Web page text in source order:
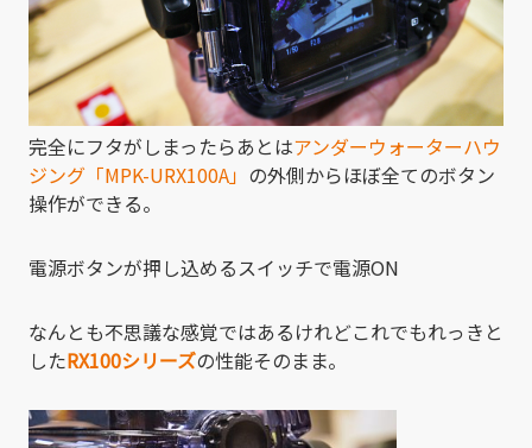
完全にフタがしまったらあとはアンダーウォーターハウ
ジング「MPK-URX100A」 の外側からほぼ全てのボタン
操作ができる。
電源ボタンが押し込めるスイッチで電源ON
なんとも不思議な感覚ではあるけれどこれでもれっきと
したRX100シリーズの性能そのまま。